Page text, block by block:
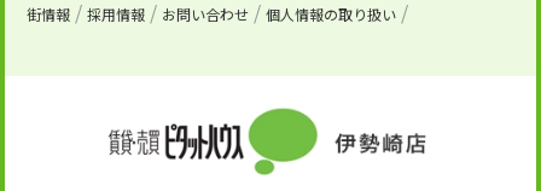
街情報
採用情報 お問い合わせ 個人情報の取り扱い